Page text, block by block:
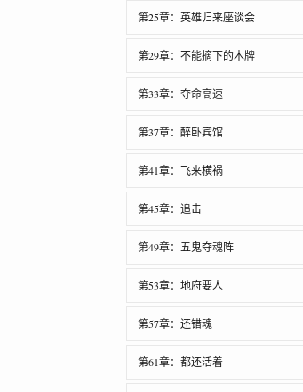
第25章：英雄归来座谈会
第29章：不能摘下的木牌
第33章：夺命高速
第37章：醉卧宾馆
第41章：飞来横祸
第45章：追击
第49章：五鬼夺魂阵
第53章：地府要人
第57章：还错魂
第61章：都还活着